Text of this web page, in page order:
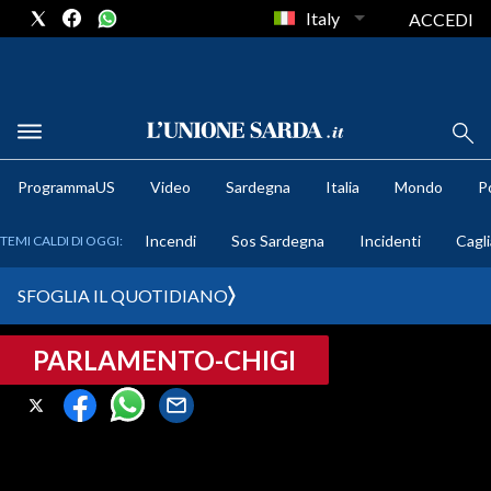
METEO
CRONACA SARDEGNA
CAGLIARI
Italy ACCEDI
ProgrammaUS Video Sardegna Italia Mondo
TEMI CALDI DI OGGI: Incendi Sos Sardegna Incidenti
SFOGLIA IL QUOTIDIANO
PARLAMENTO-CHIGI